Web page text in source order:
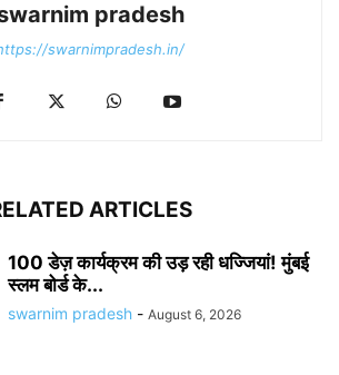
pradesh
swarnimpradesh.in/
ARTICLES
100 डेज़ कार्यक्रम की उड़ रही धज्जियां! मुंबई
स्लम बोर्ड के...
swarnim pradesh - August 6, 2026